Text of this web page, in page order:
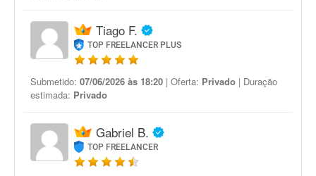
Tiago F.
TOP FREELANCER PLUS
Submetido: 07/06/2026 às 18:20 | Oferta: Privado | Duração
estimada: Privado
Gabriel B.
TOP FREELANCER